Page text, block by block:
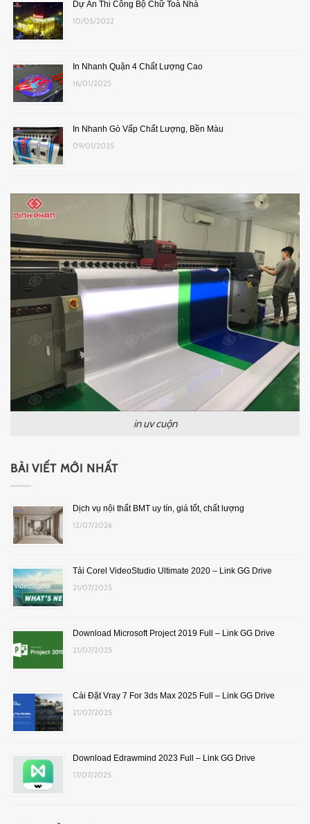
Dự Án Thi Công Bộ Chữ Toà Nhà
10/05/2022
In Nhanh Quận 4 Chất Lượng Cao
16/01/2025
In Nhanh Gò Vấp Chất Lượng, Bền Màu
09/01/2025
in uv cuộn
BÀI VIẾT MỚI NHẤT
Dịch vụ nội thất BMT uy tín, giá tốt, chất lượng
12/07/2026
Tải Corel VideoStudio Ultimate 2020 – Link GG Drive
21/07/2025
Download Microsoft Project 2019 Full – Link GG Drive
21/07/2025
Cài Đặt Vray 7 For 3ds Max 2025 Full – Link GG Drive
21/07/2025
Download Edrawmind 2023 Full – Link GG Drive
17/07/2025